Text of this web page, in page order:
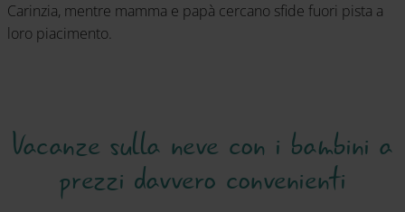
Carinzia, mentre mamma e papà cercano sfide fuori pista a
loro piacimento.
Vacanze sulla neve con i bambini a
prezzi davvero convenienti